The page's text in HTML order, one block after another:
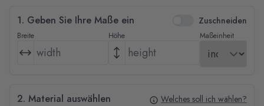
1. Geben Sie Ihre Maße ein Zuschneiden
Breite Höhe Maßeinheit
2. Material auswählen Welches soll ich wählen?